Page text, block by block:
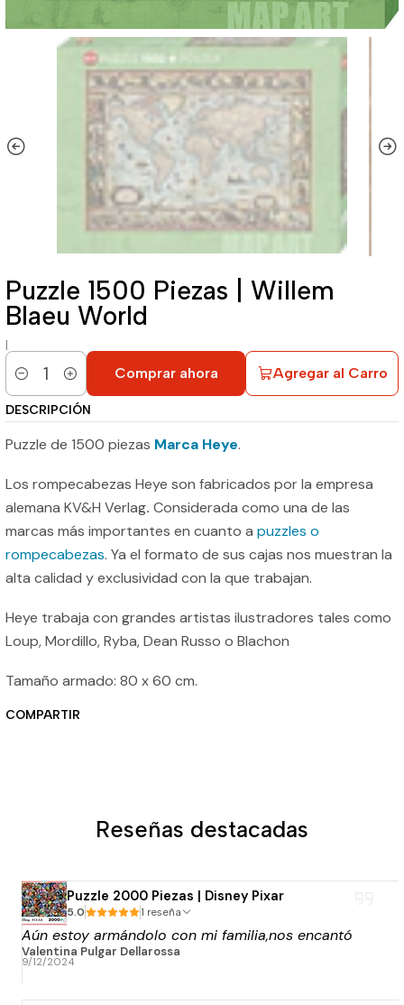
Puzzle 1500 Piezas | Willem
Blaeu World
|
Cantidad
Agregar al Carro
Comprar ahora
DESCRIPCIÓN
Puzzle de 1500 piezas Marca Heye.
Los rompecabezas Heye son fabricados por la empresa
alemana KV&H Verlag. Considerada como una de las
marcas más importantes en cuanto a puzzles o
rompecabezas. Ya el formato de sus cajas nos muestran la
alta calidad y exclusividad con la que trabajan.
Heye trabaja con grandes artistas ilustradores tales como
Loup, Mordillo, Ryba, Dean Russo o Blachon
Tamaño armado: 80 x 60 cm.
COMPARTIR
Reseñas destacadas
Puzzle 2000 Piezas | Disney Pixar
5.0 1 reseña
Aún estoy armándolo con mi familia,nos encantó
Valentina Pulgar Dellarossa
9/12/2024